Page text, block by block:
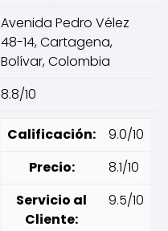
Avenida Pedro Vélez
48-14, Cartagena,
Bolívar, Colombia
8.8/10
Calificación:
9.0/10
Precio:
8.1/10
Servicio al
Cliente:
9.5/10